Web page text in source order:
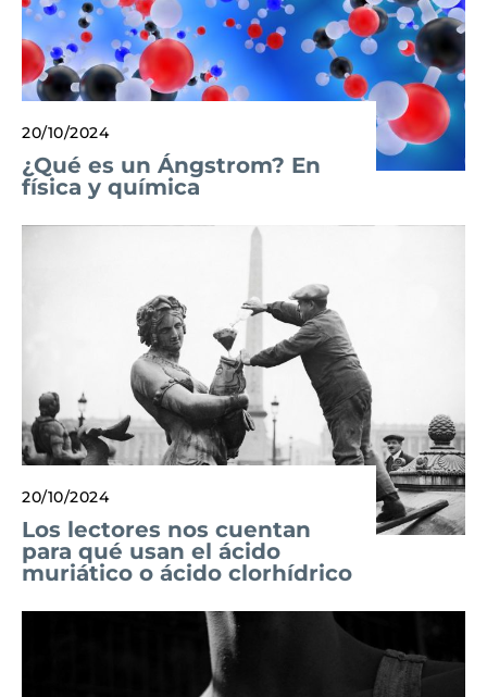
20/10/2024
¿Qué es un Ángstrom? En
física y química
20/10/2024
Los lectores nos cuentan
para qué usan el ácido
muriático o ácido clorhídrico